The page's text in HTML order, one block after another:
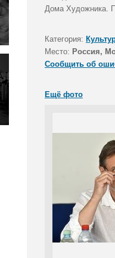
Дома Художника.
Категория:
Место: Россия,
Сообщить об
Ещё фото